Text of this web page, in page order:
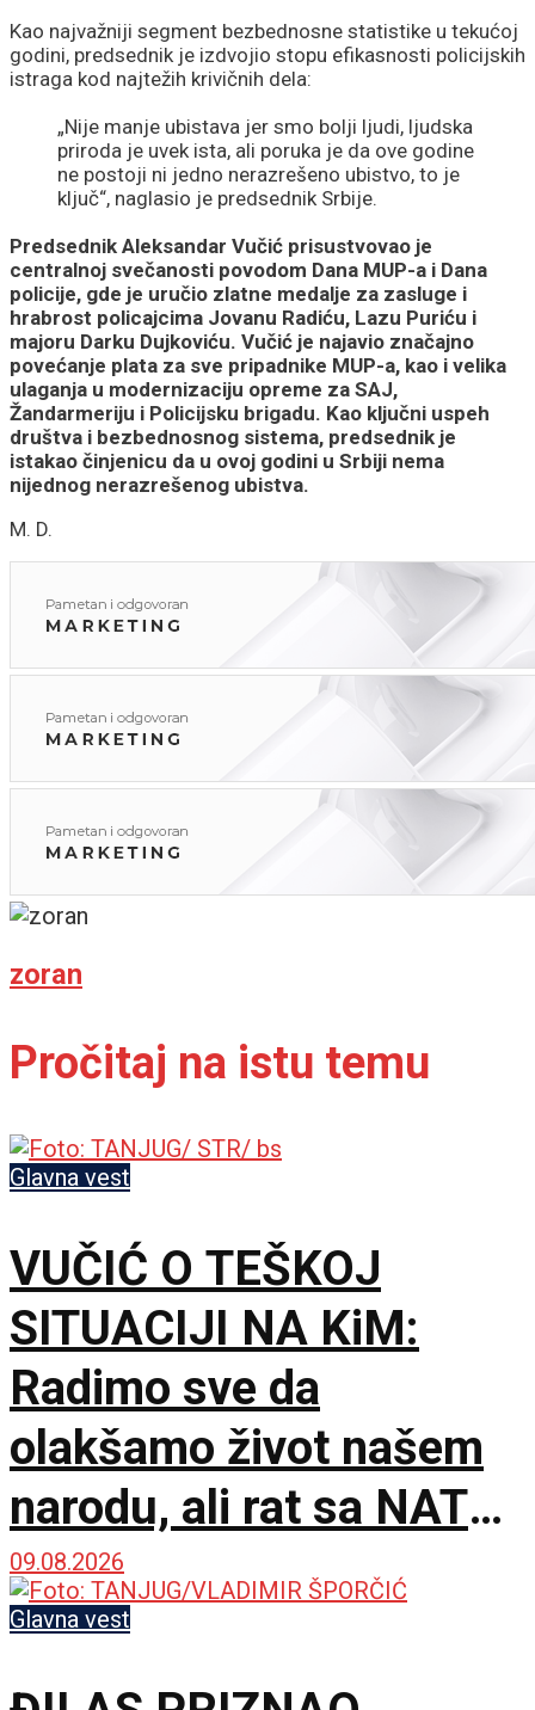
Kao najvažniji segment bezbednosne statistike u tekućoj
godini, predsednik je izdvojio stopu efikasnosti policijskih
istraga kod najtežih krivičnih dela:
„Nije manje ubistava jer smo bolji ljudi, ljudska
priroda je uvek ista, ali poruka je da ove godine
ne postoji ni jedno nerazrešeno ubistvo, to je
ključ“, naglasio je predsednik Srbije.
Predsednik Aleksandar Vučić prisustvovao je
centralnoj svečanosti povodom Dana MUP-a i Dana
policije, gde je uručio zlatne medalje za zasluge i
hrabrost policajcima Jovanu Radiću, Lazu Puriću i
majoru Darku Dujkoviću. Vučić je najavio značajno
povećanje plata za sve pripadnike MUP-a, kao i velika
ulaganja u modernizaciju opreme za SAJ,
Žandarmeriju i Policijsku brigadu. Kao ključni uspeh
društva i bezbednosnog sistema, predsednik je
istakao činjenicu da u ovoj godini u Srbiji nema
nijednog nerazrešenog ubistva.
M. D.
zoran
Pročitaj na istu temu
Glavna vest
VUČIĆ O TEŠKOJ
SITUACIJI NA KiM:
Radimo sve da
olakšamo život našem
narodu, ali rat sa NATO
nije opcija
09.08.2026
Glavna vest